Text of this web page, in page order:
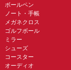
ボールペン
ノート・手帳
メガネクロス
ゴルフボール
ミラー
シューズ
コースター
オーディオ